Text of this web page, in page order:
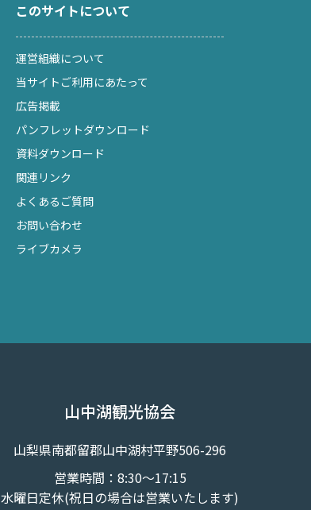
このサイトについて
運営組織について
当サイトご利用にあたって
広告掲載
パンフレットダウンロード
資料ダウンロード
関連リンク
よくあるご質問
お問い合わせ
ライブカメラ
山中湖観光協会
山梨県南都留郡山中湖村平野506-296
営業時間：8:30～17:15
水曜日定休(祝日の場合は営業いたします)